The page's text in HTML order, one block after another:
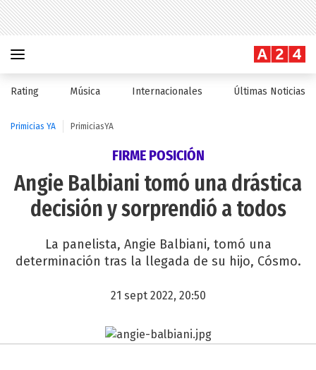
Rating Música Internacionales Últimas Noticias
Primicias YA PrimiciasYA
FIRME POSICIÓN
Angie Balbiani tomó una drástica
decisión y sorprendió a todos
La panelista, Angie Balbiani, tomó una
determinación tras la llegada de su hijo, Cósmo.
21 sept 2022, 20:50